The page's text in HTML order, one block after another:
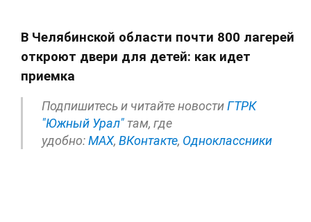
В Челябинской области почти 800 лагерей
откроют двери для детей: как идет
приемка
Подпишитесь и читайте новостиГТРК
"Южный Урал" там, где
удобно:МАХ, ВКонтакте, Одноклассники